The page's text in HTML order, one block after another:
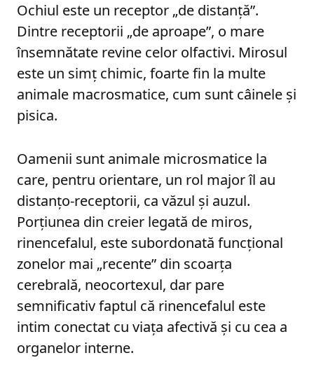
Ochiul este un receptor „de distanță”.
Dintre receptorii „de aproape”, o mare
însemnătate revine celor olfactivi. Mirosul
este un simț chimic, foarte fin la multe
animale macrosmatice, cum sunt câinele și
pisica.
Oamenii sunt animale microsmatice la
care, pentru orientare, un rol major îl au
distanțo-receptorii, ca văzul și auzul.
Porțiunea din creier legată de miros,
rinencefalul, este subordonată funcțional
zonelor mai „recente” din scoarța
cerebrală, neocortexul, dar pare
semnificativ faptul că rinencefalul este
intim conectat cu viața afectivă și cu cea a
organelor interne.